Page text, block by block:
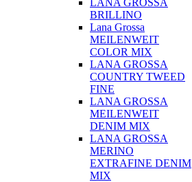
LANA GROSSA
BRILLINO
Lana Grossa
MEILENWEIT
COLOR MIX
LANA GROSSA
COUNTRY TWEED
FINE
LANA GROSSA
MEILENWEIT
DENIM MIX
LANA GROSSA
MERINO
EXTRAFINE DENIM
MIX